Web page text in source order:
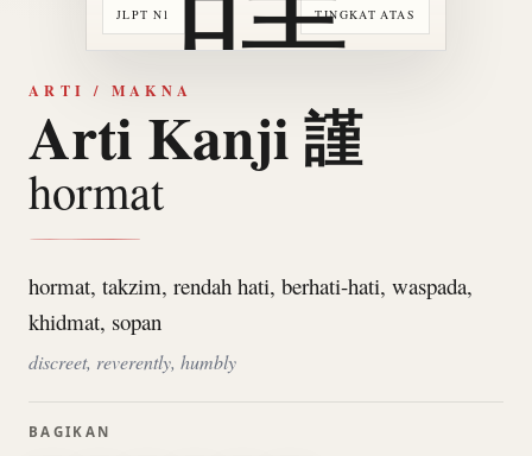
JLPT N1 TINGKAT ATAS
ARTI / MAKNA
Arti Kanji 謹
hormat
hormat, takzim, rendah hati, berhati-hati, waspada,
khidmat, sopan
discreet, reverently, humbly
BAGIKAN